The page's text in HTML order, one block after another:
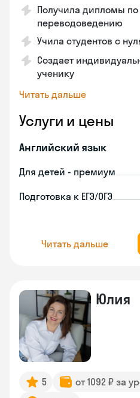
Получила дипломы по
переводоведению
Учила студентов с
Создает
ученику
Читать дальше
Услуги и цены
Английский язык
Для детей - премиум
Подготовка к ЕГЭ/ОГЭ
Читать дальше
Юлия
5 от 1092 ₽ за